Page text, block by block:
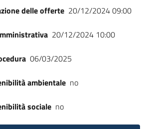
delle offerte 20/12/2024 09:00
20/12/2024 10:00
06/03/2025
ambientale no
sociale no